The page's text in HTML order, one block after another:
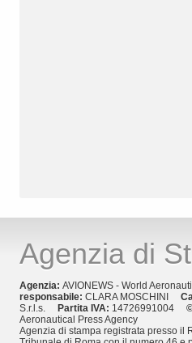
Agenzia di
Agenzia: AVIONEWS - World
responsabile: CLARA MOSCHINI
S.r.l.s. Partita IVA: 14726991004
Aeronautical Press Agency
Agenzia di stampa registrata presso il